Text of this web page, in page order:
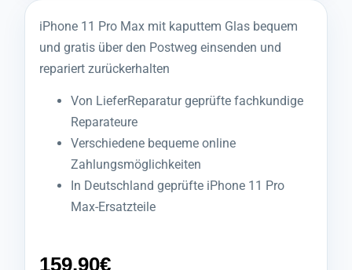
iPhone 11 Pro Max mit kaputtem Glas bequem
und gratis über den Postweg einsenden und
repariert zurückerhalten
Von LieferReparatur geprüfte fachkundige
Reparateure
Verschiedene bequeme online
Zahlungsmöglichkeiten
In Deutschland geprüfte iPhone 11 Pro
Max-Ersatzteile
159,90€